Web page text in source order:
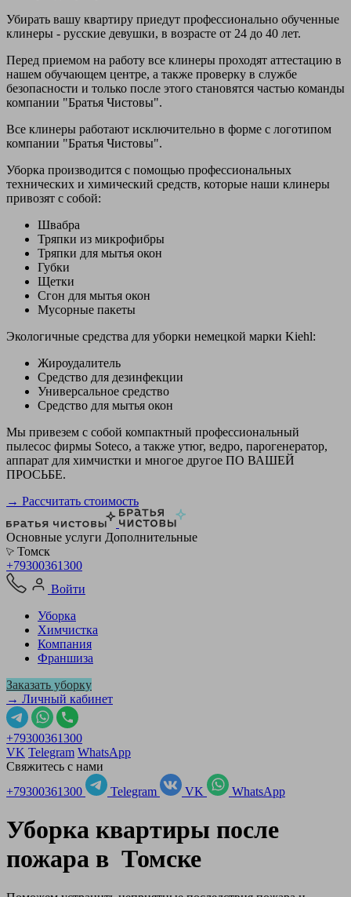
Убирать вашу квартиру приедут профессионально обученные
клинеры - русские девушки, в возрасте от 24 до 40 лет.
Перед приемом на работу все клинеры проходят аттестацию в
нашем обучающем центре, а также проверку в службе
безопасности и только после этого становятся частью команды
компании "Братья Чистовы".
Все клинеры работают исключительно в форме с логотипом
компании "Братья Чистовы".
Уборка производится с помощью профессиональных
технических и химический средств, которые наши клинеры
привозят с собой:
Швабра
Тряпки из микрофибры
Тряпки для мытья окон
Губки
Щетки
Сгон для мытья окон
Мусорные пакеты
Экологичные средства для уборки немецкой марки Kiehl:
Жироудалитель
Средство для дезинфекции
Универсальное средство
Средство для мытья окон
Мы привезем с собой компактный профессиональный
пылесос фирмы Soteco, а также утюг, ведро, парогенератор,
аппарат для химчистки и многое другое ПО ВАШЕЙ
ПРОСЬБЕ.
→ Рассчитать стоимость
Основные услуги Дополнительные
Томск
+79300361300
Войти
Уборка
Химчистка
Компания
Франшиза
Заказать уборку
→ Личный кабинет
+79300361300
VK Telegram WhatsApp
Свяжитесь с нами
+79300361300
Telegram VK WhatsApp
Уборка квартиры после
пожара в Томске